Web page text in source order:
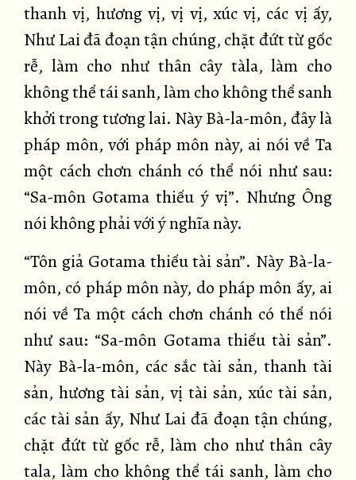
thanh vị, hương vị, vị vị, xúc vị, các vị ấy,
Như Lai đã đoạn tận chúng, chặt đứt từ gốc
rễ, làm cho như thân cây tàla, làm cho
không thể tái sanh, làm cho không thể sanh
khởi trong tương lai. Này Bà-la-môn, đây là
pháp môn, với pháp môn này, ai nói về Ta
một cách chơn chánh có thể nói như sau:
“Sa-môn Gotama thiếu ý vị”. Nhưng Ông
nói không phải với ý nghĩa này.
“Tôn giả Gotama thiếu tài sản”. Này Bà-la-
môn, có pháp môn này, do pháp môn ấy, ai
nói về Ta một cách chơn chánh có thể nói
như sau: “Sa-môn Gotama thiếu tài sản”.
Này Bà-la-môn, các sắc tài sản, thanh tài
sản, hương tài sản, vị tài sản, xúc tài sản,
các tài sản ấy, Như Lai đã đoạn tận chúng,
chặt đứt từ gốc rễ, làm cho như thân cây
tala, làm cho không thể tái sanh, làm cho